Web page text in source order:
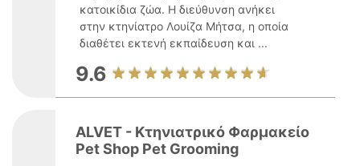
κατοικίδια ζώα. Η διεύθυνση ανήκει
στην κτηνίατρο Λουίζα Μήτσα, η οποία
διαθέτει εκτενή εκπαίδευση και ...
9.6
ALVET - Κτηνιατρικό Φαρμακείο
Pet Shop Pet Grooming